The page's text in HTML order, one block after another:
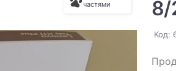
частями
8/
Код: